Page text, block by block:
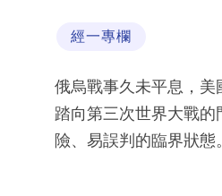
經一專欄
俄烏戰事久未平息，
踏向第三次世界大戰
險、易誤判的臨界狀態。